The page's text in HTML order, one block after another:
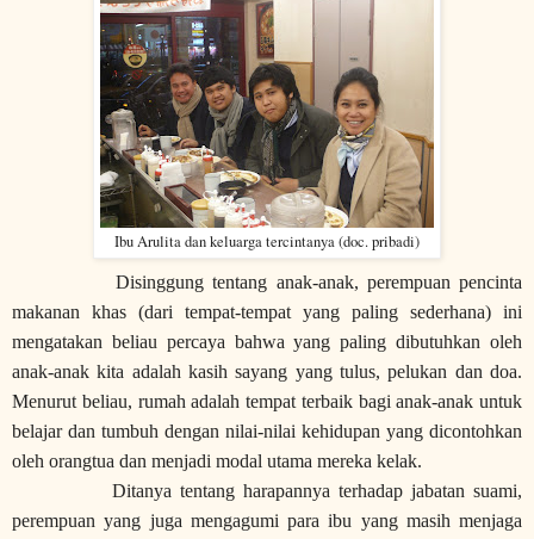
Ibu Arulita dan keluarga tercintanya (doc. pribadi)
Disinggung tentang anak-anak, perempuan pencinta
makanan khas (dari tempat-tempat yang paling sederhana) ini
mengatakan beliau percaya bahwa yang paling dibutuhkan oleh
anak-anak kita adalah kasih sayang yang tulus, pelukan dan doa.
Menurut beliau, rumah adalah tempat terbaik bagi anak-anak untuk
belajar dan tumbuh dengan nilai-nilai kehidupan yang dicontohkan
oleh orangtua dan menjadi modal utama mereka kelak.
Ditanya tentang harapannya terhadap jabatan suami,
perempuan yang juga mengagumi para ibu yang masih menjaga